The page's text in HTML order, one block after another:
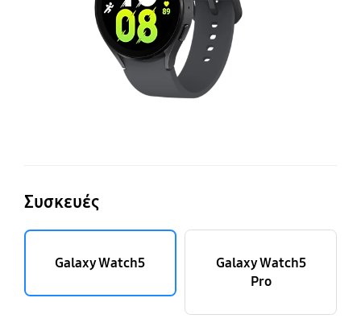
Συσκευές
Galaxy Watch5
Galaxy Watch5
Pro